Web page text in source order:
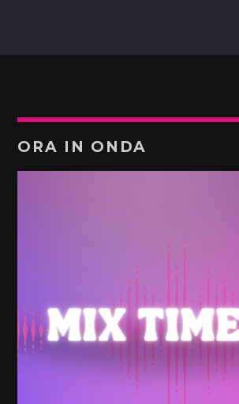
ORA IN ONDA